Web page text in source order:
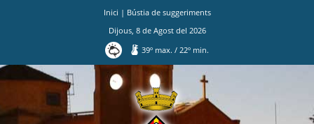
Inici | Bústia de suggeriments
Dijous, 8de Agostdel 2026
39º max./ 22º min.